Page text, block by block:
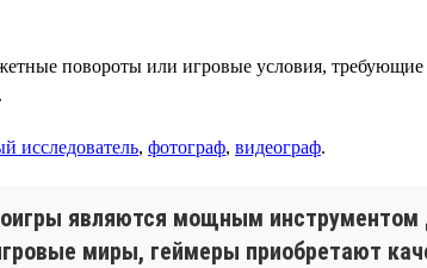
повороты или игровые условия,
исследователь, фотограф, видеограф.
являются мощным
миры, геймеры приобретают